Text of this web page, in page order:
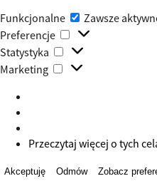
Funkcjonalne Funkcjonalne
Zawsze
Preferencje
Preferencje
Statystyka
Statystyka
Marketing
Marketing
Przeczytaj więcej o tych
Akceptuję Odmów Zobacz